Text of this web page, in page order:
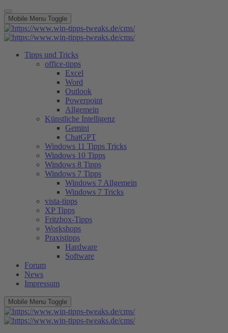
Mobile Menu Toggle
Tipps und Tricks
office-tipps
Excel
Word
Outlook
Powerpoint
Allgemein
Künstliche Intelligenz
Gemini
ChatGPT
Windows 11 Tipps Tricks
Windows 10 Tipps
Windows 8 Tipps
Windows 7 Tipps
Windows 7 Allgemein
Windows 7 Tricks
vista-tipps
XP Tipps
Fritzbox-Tipps
Workshops
Praxistipps
Hardware
Software
Forum
News
Impressum
Mobile Menu Toggle